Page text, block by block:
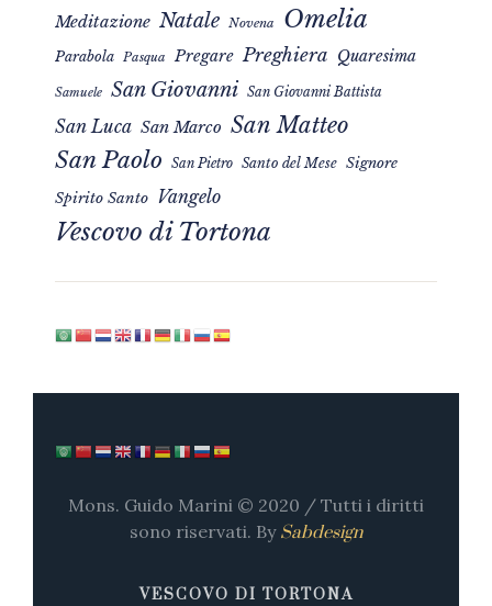
Meditazione Natale Novena Omelia
Parabola Pasqua Pregare Preghiera Quaresima
Samuele San Giovanni San Giovanni Battista
San Luca San Marco San Matteo
San Paolo San Pietro Santo del Mese Signore
Spirito Santo Vangelo
Vescovo di Tortona
Mons. Guido Marini © 2020 / Tutti i diritti
sono riservati. By Sabdesign
VESCOVO DI TORTONA